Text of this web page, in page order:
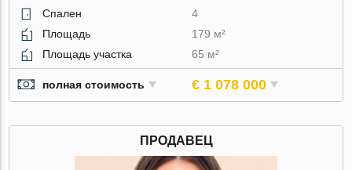
Спален
4
Площадь
179 м²
Площадь участка
65 м²
полная стоимость € 1 078 000
ПРОДАВЕЦ